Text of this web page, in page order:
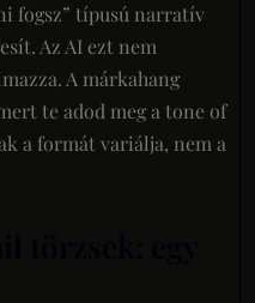
fogsz” típusú narratív
Az AI ezt nem
A márkahang
te adod meg a tone of
a formát variálja, nem a